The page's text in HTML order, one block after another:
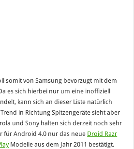
somit von Samsung bevorzugt mit dem
es sich hierbei nur um eine inoffiziell
kann sich an dieser Liste natürlich
in Richtung Spitzengeräte sieht aber
und Sony halten sich derzeit noch sehr
für Android 4.0 nur das neue Droid Razr
Modelle aus dem Jahr 2011 bestätigt.